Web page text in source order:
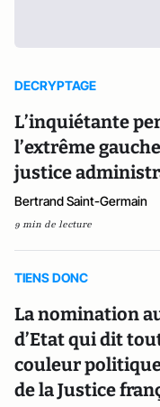
DECRYPTAGE
L’inquiétante
l’extrême
justice
Bertrand Saint-Germain
9 min de lecture
TIENS DONC
La nomination
d’Etat qui dit
couleur
de la Justice